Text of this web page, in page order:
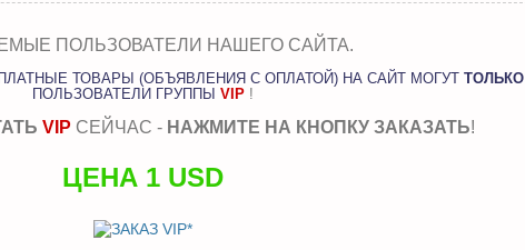
ПОЛЬЗОВАТЕЛИ НАШЕГО САЙТА.
ПЛАТНЫЕ ТОВАРЫ (ОБЪЯВЛЕНИЯ С ОПЛАТОЙ) НА САЙТ МОГУТ ТОЛЬКО
ПОЛЬЗОВАТЕЛИ ГРУППЫ VIP !
VIP СЕЙЧАС - НАЖМИТЕ НА КНОПКУ ЗАКАЗАТЬ!
ЦЕНА 1 USD